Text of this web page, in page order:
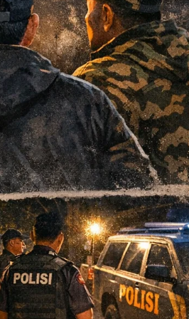
Ini Dia Hubungan Partai
dengan Gerindra
Di Berita, Politik | Februari 19, 2018